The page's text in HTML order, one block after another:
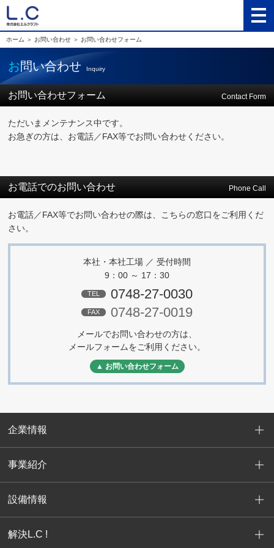
ホーム ＞ お問い合わせ ＞ お問い合わせフォーム
お問い合わせ Inquiry
お問い合わせフォーム Contact Form
ただいまメンテナンス中です。
お急ぎの方は、お電話／FAX等でお問い合わせください。
お電話でのお問い合わせ Phone Call
お電話／FAX等でお問い合わせの際は、こちらの窓口をご利用くだ
さい。
本社・本社工場 ／ 受付時間
9：00 ～ 17：30
TEL 0748-27-0030
FAX 0748-27-0019
メールでお問い合わせの方は、
メールフォームをご利用ください。
▲ お問い合わせフォーム
企業情報
事業紹介
設備情報
解決L.C !